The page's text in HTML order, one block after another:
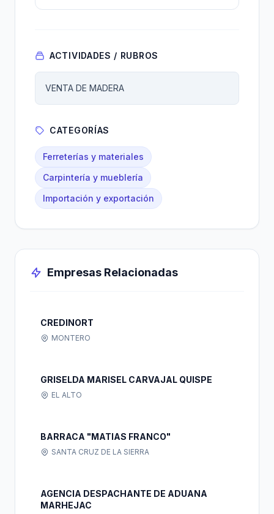
ACTIVIDADES / RUBROS
VENTA DE MADERA
CATEGORÍAS
Ferreterías y materiales
Carpintería y mueblería
Importación y exportación
Empresas Relacionadas
CREDINORT
MONTERO
GRISELDA MARISEL CARVAJAL QUISPE
EL ALTO
BARRACA "MATIAS FRANCO"
SANTA CRUZ DE LA SIERRA
AGENCIA DESPACHANTE DE ADUANA
MARHEJAC